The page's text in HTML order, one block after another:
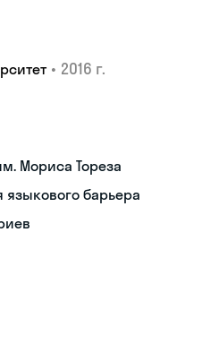
• 2016 г.
Мориса Тореза
барьера